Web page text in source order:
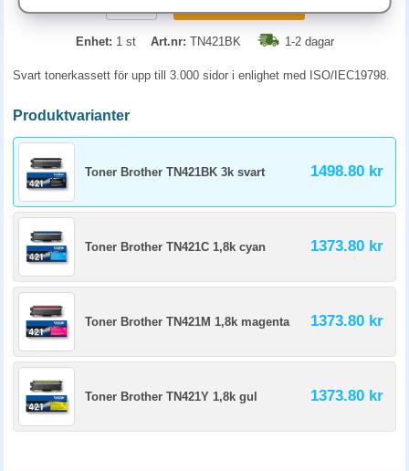
Enhet: 1 st Art.nr: TN421BK 1-2 dagar
Svart tonerkassett för upp till 3.000 sidor i enlighet med ISO/IEC19798.
Produktvarianter
Toner Brother TN421BK 3k svart 1498.80 kr
Toner Brother TN421C 1,8k cyan 1373.80 kr
Toner Brother TN421M 1,8k magenta 1373.80 kr
Toner Brother TN421Y 1,8k gul 1373.80 kr